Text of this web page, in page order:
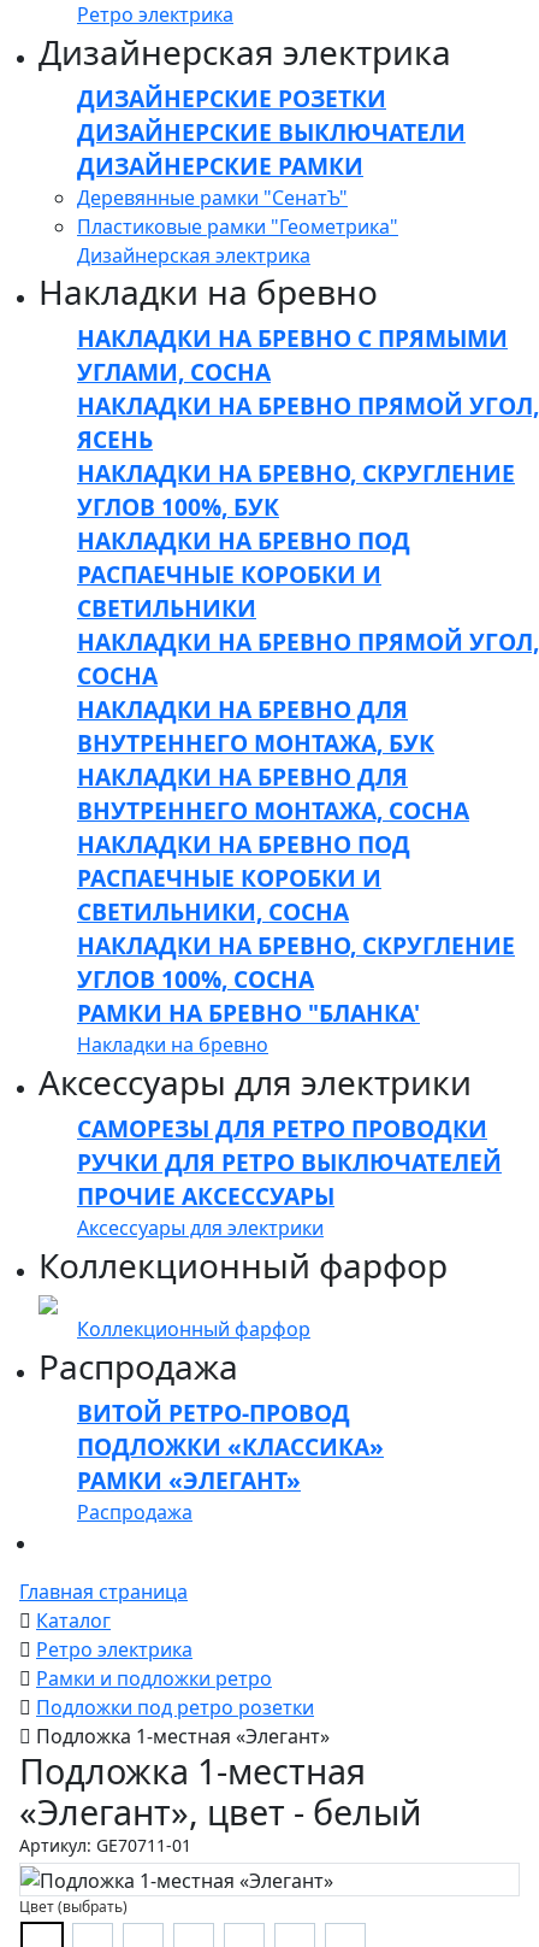
Ретро электрика
Дизайнерская электрика
ДИЗАЙНЕРСКИЕ РОЗЕТКИ
ДИЗАЙНЕРСКИЕ ВЫКЛЮЧАТЕЛИ
ДИЗАЙНЕРСКИЕ РАМКИ
Деревянные рамки "СенатЪ"
Пластиковые рамки "Геометрика"
Дизайнерская электрика
Накладки на бревно
НАКЛАДКИ НА БРЕВНО С ПРЯМЫМИ
УГЛАМИ, СОСНА
НАКЛАДКИ НА БРЕВНО ПРЯМОЙ УГОЛ,
ЯСЕНЬ
НАКЛАДКИ НА БРЕВНО, СКРУГЛЕНИЕ
УГЛОВ 100%, БУК
НАКЛАДКИ НА БРЕВНО ПОД
РАСПАЕЧНЫЕ КОРОБКИ И
СВЕТИЛЬНИКИ
НАКЛАДКИ НА БРЕВНО ПРЯМОЙ УГОЛ,
СОСНА
НАКЛАДКИ НА БРЕВНО ДЛЯ
ВНУТРЕННЕГО МОНТАЖА, БУК
НАКЛАДКИ НА БРЕВНО ДЛЯ
ВНУТРЕННЕГО МОНТАЖА, СОСНА
НАКЛАДКИ НА БРЕВНО ПОД
РАСПАЕЧНЫЕ КОРОБКИ И
СВЕТИЛЬНИКИ, СОСНА
НАКЛАДКИ НА БРЕВНО, СКРУГЛЕНИЕ
УГЛОВ 100%, СОСНА
РАМКИ НА БРЕВНО "БЛАНКА'
Накладки на бревно
Аксессуары для электрики
САМОРЕЗЫ ДЛЯ РЕТРО ПРОВОДКИ
РУЧКИ ДЛЯ РЕТРО ВЫКЛЮЧАТЕЛЕЙ
ПРОЧИЕ АКСЕССУАРЫ
Аксессуары для электрики
Коллекционный фарфор
Коллекционный фарфор
Распродажа
ВИТОЙ РЕТРО-ПРОВОД
ПОДЛОЖКИ «КЛАССИКА»
РАМКИ «ЭЛЕГАНТ»
Распродажа
Главная страница
Каталог
Ретро электрика
Рамки и подложки ретро
Подложки под ретро розетки
Подложка 1-местная «Элегант»
Подложка 1-местная
«Элегант», цвет - белый
Артикул: GE70711-01
Цвет (выбрать)